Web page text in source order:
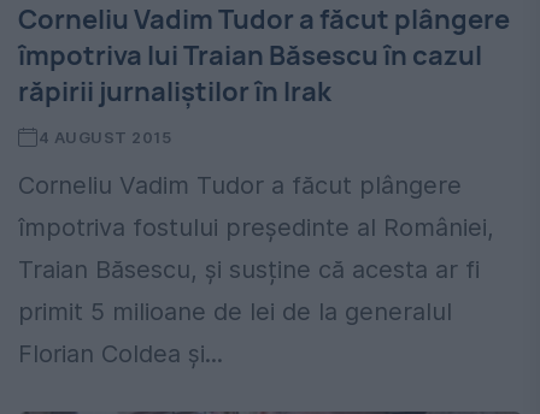
Corneliu Vadim Tudor a făcut plângere
împotriva lui Traian Băsescu în cazul
răpirii jurnaliștilor în Irak
4 AUGUST 2015
Corneliu Vadim Tudor a făcut plângere
împotriva fostului președinte al României,
Traian Băsescu, și susține că acesta ar fi
primit 5 milioane de lei de la generalul
Florian Coldea și...